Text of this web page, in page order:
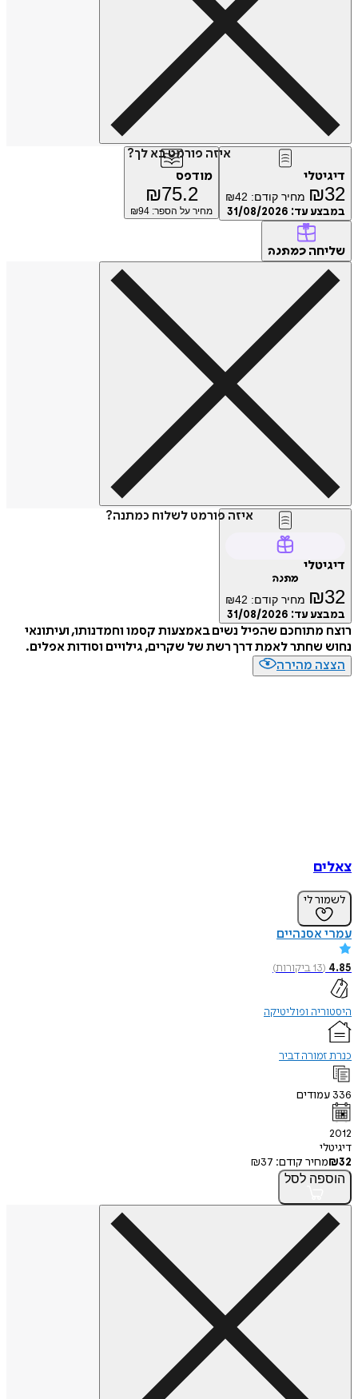
איזה פורמט בא לך?
דיגיטלי
₪32 מחיר קודם: ₪42
במבצע עד: 31/08/2026
מודפס
₪75.2
מחיר על הספר: ₪ 94
שליחה כמתנה
איזה פורמט לשלוח כמתנה?
דיגיטלי
מתנה
₪32 מחיר קודם: ₪42
במבצע עד: 31/08/2026
רוצח מתוחכם שהפיל נשים באמצעות קסמו וחמדנותו, ועיתונאי
נחוש שחתר לאמת דרך רשת של שקרים, גילויים וסודות אפלים.
הצצה מהירה
צאלים
לשמור לי
עמרי אסנהיים
4.85
(
13ביקורות)
היסטוריה ופוליטיקה
כנרת זמורה דביר
336 עמודים
2012
דיגיטלי
₪32 מחיר קודם: ₪37
הוספה לסל